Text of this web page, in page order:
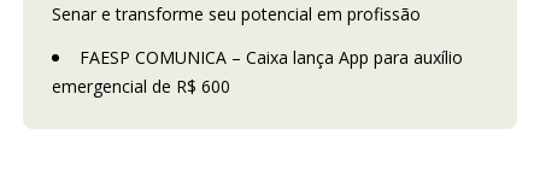
Senar e transforme seu potencial em profissão
FAESP COMUNICA – Caixa lança App para auxílio
emergencial de R$ 600